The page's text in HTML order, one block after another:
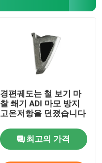
경편궤도는 철 보기 마
찰 쐐기 ADI 마모 방지
고온저항을 던졌습니다
최고의 가격